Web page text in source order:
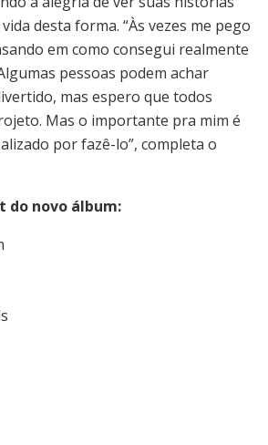
desta forma. “Às vezes me pego
em como consegui realmente
pessoas podem achar
mas espero que todos
Mas o importante pra mim é
por fazê-lo”, completa o
do novo álbum: